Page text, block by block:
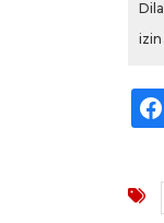
izin